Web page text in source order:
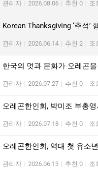
관리자 | 2026.08.06 | 추천 0 | 조
Korean Thanksgiving ‘추석’
관리자 | 2026.06.14 | 추천 2 | 조
한국의 멋과 문화가 오레곤
관리자 | 2026.07.27 | 추천 0 | 조
오레곤한인회, 박미조 부총
관리자 | 2026.07.18 | 추천 0 | 조
오레곤한인회, 역대 첫 유소
관리자 | 2026.06.13 | 추천 0 | 조